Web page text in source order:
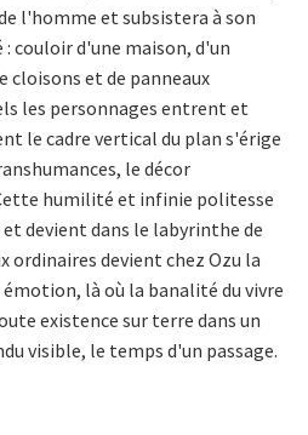
l'homme et subsistera à son
couloir d'une maison, d'un
cloisons et de panneaux
les personnages entrent et
le cadre vertical du plan s'érige
le décor
humilité et infinie politesse
devient dans le labyrinthe de
ordinaires devient chez Ozu la
là où la banalité du vivre
existence sur terre dans un
visible, le temps d'un passage.